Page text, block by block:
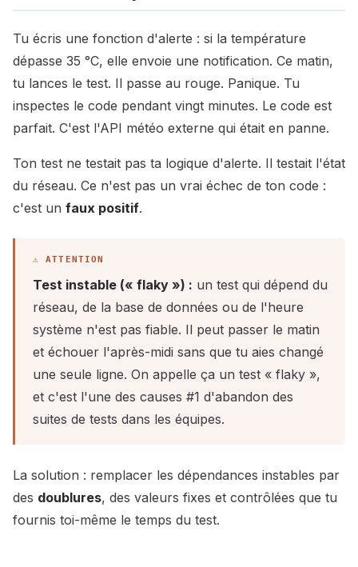
Tu écris une fonction d'alerte : si la température
dépasse 35 °C, elle envoie une notification. Ce matin,
tu lances le test. Il passe au rouge. Panique. Tu
inspectes le code pendant vingt minutes. Le code est
parfait. C'est l'API météo externe qui était en panne.
Ton test ne testait pas ta logique d'alerte. Il testait l'état
du réseau. Ce n'est pas un vrai échec de ton code :
c'est un faux positif.
Test instable (« flaky ») : un test qui dépend du
réseau, de la base de données ou de l'heure
système n'est pas fiable. Il peut passer le matin
et échouer l'après-midi sans que tu aies changé
une seule ligne. On appelle ça un test « flaky »,
et c'est l'une des causes #1 d'abandon des
suites de tests dans les équipes.
La solution : remplacer les dépendances instables par
des doublures, des valeurs fixes et contrôlées que tu
fournis toi-même le temps du test.